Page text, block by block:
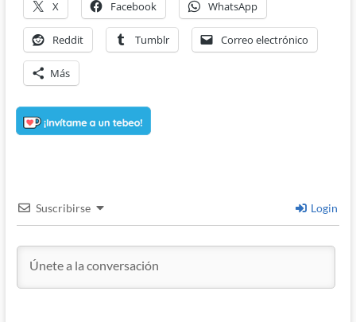
X Facebook WhatsApp
Reddit Tumblr Correo electrónico
Más
Suscribirse Login